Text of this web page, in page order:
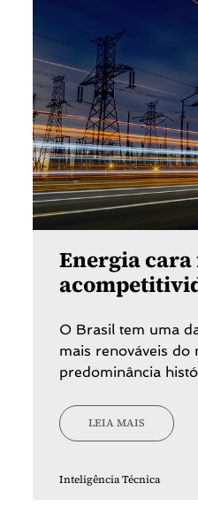
Energia
O Brasil tem uma
mais renováveis do
predominância
LEIA MAIS
Inteligência Técnica